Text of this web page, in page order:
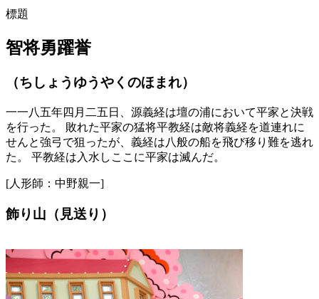
標題
智将勇躍誉
（ちしょうゆうやくのほまれ）
一一八五年四月二五日、源義経は壇の浦において平家と決戦
を行った。 敗れた平家の猛将平教経は敵将義経を道連れに
せんと強弓で狙ったが、義経は八般の船を飛び移り難を逃れ
た。 平教経は入水しここに平家は滅んだ。
[人形師：中野親一]
飾り山（見送り）